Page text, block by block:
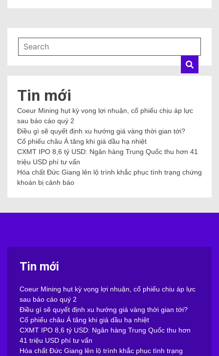
Tin mới
Coeur Mining hụt kỳ vọng lợi nhuận, cổ phiếu chịu áp lực
sau báo cáo quý 2
Điều gì sẽ quyết định xu hướng giá vàng thời gian tới?
Cổ phiếu châu Á tăng khi giá dầu hạ nhiệt
CXMT IPO 8,6 tỷ USD: Ngân hàng Trung Quốc thu hơn 41
triệu USD phí tư vấn
Hóa chất Đức Giang lên lộ trình khắc phục tình trạng chứng
khoán bị cảnh báo
Tin mới
Coeur Mining hụt kỳ vọng lợi nhuận, cổ phiếu chịu áp lực
sau báo cáo quý 2
Điều gì sẽ quyết định xu hướng giá vàng thời gian tới?
Cổ phiếu châu Á tăng khi giá dầu hạ nhiệt
CXMT IPO 8,6 tỷ USD: Ngân hàng Trung Quốc thu hơn
41 triệu USD phí tư vấn
Hóa chất Đức Giang lên lộ trình khắc phục tình trạng